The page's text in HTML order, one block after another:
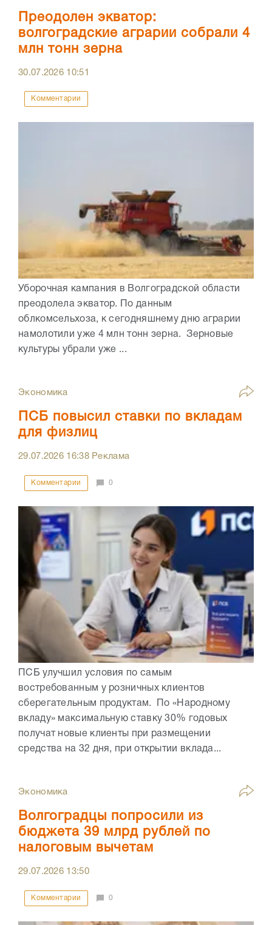
Преодолен экватор:
волгоградские аграрии собрали 4
млн тонн зерна
30.07.2026 10:51
Комментарии
Уборочная кампания в Волгоградской области
преодолела экватор. По данным
облкомсельхоза, к сегодняшнему дню аграрии
намолотили уже 4 млн тонн зерна. Зерновые
культуры убрали уже ...
Экономика
ПСБ повысил ставки по вкладам
для физлиц
29.07.2026 16:38Реклама
Комментарии 0
ПСБ улучшил условия по самым
востребованным у розничных клиентов
сберегательным продуктам. По «Народному
вкладу» максимальную ставку 30% годовых
получат новые клиенты при размещении
средства на 32 дня, при открытии вклада...
Экономика
Волгоградцы попросили из
бюджета 39 млрд рублей по
налоговым вычетам
29.07.2026 13:50
Комментарии 0